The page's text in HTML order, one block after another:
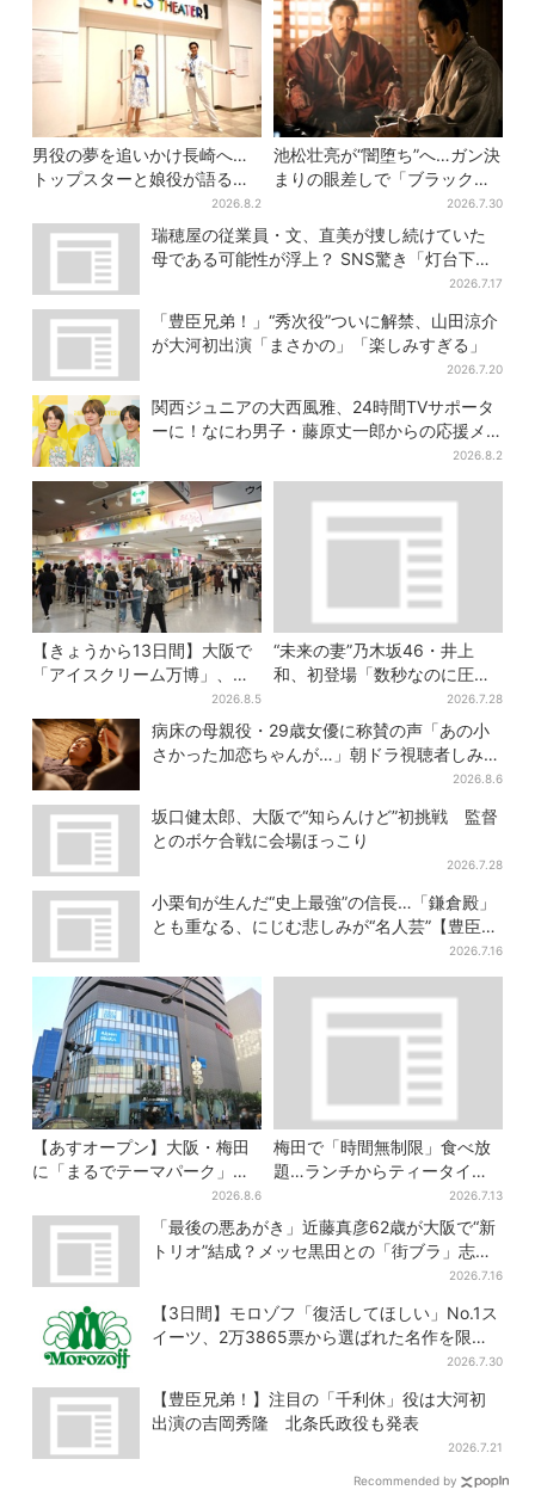
男役の夢を追いかけ長崎へ…
トップスターと娘役が語る
「ハウステンボス歌劇団」と
は？大阪で初公演開催
2026.8.2
池松壮亮が“闇堕ち”へ…ガン決
まりの眼差しで「ブラック秀
吉がログイン」【豊臣兄弟】
2026.7.30
瑞穂屋の従業員・文、直美が捜し続けていた
母である可能性が浮上？ SNS驚き「灯台下暗
2026.7.17
「豊臣兄弟！」“秀次役”ついに解禁、山田涼介
が大河初出演「まさかの」「楽しみすぎる」
2026.7.20
関西ジュニアの大西風雅、24時間TVサポータ
ーに！なにわ男子・藤原丈一郎からの応援メ
2026.8.2
【きょうから13日間】大阪で
「アイスクリーム万博」、全
国34ブランド・100種超…初
登場の「チョコソフト」に行
列
2026.8.5
“未来の妻”乃木坂46・井上
和、初登場「数秒なのに圧
巻」…「豊臣兄弟！」第30回
あらすじ・清須会議
2026.7.28
病床の母親役・29歳女優に称賛の声「あの小
さかった加恋ちゃんが…」朝ドラ視聴者しみじ
2026.8.6
坂口健太郎、大阪で“知らんけど”初挑戦 監督
とのボケ合戦に会場ほっこり
2026.7.28
小栗旬が生んだ“史上最強”の信長…「鎌倉殿」
とも重なる、にじむ悲しみが“名人芸”【豊臣兄
2026.7.16
【あすオープン】大阪・梅田
に「まるでテーマパーク」な
巨大スポーツ店、461ブラン
ド集結！ 6フロアをまとめて
紹介
2026.8.6
梅田で「時間無制限」食べ放
題…ランチからティータイム
までノンストップで約60種を
満喫
2026.7.13
「最後の悪あがき」近藤真彦62歳が大阪で“新
トリオ”結成？メッセ黒田との「街ブラ」志願
2026.7.16
【3日間】モロゾフ「復活してほしい」No.1ス
イーツ、2万3865票から選ばれた名作を限定
2026.7.30
【豊臣兄弟！】注目の「千利休」役は大河初
出演の吉岡秀隆 北条氏政役も発表
2026.7.21
Recommended by